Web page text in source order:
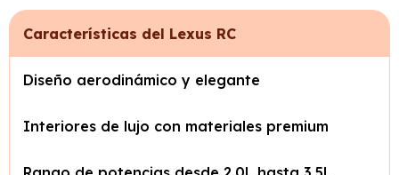
Características del Lexus RC
Diseño aerodinámico y elegante
Interiores de lujo con materiales premium